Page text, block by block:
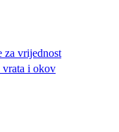
za vrijednost
vrata i okov